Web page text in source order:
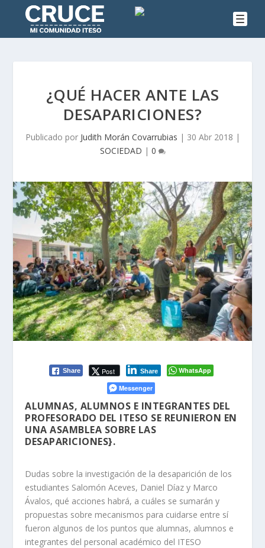
¿QUÉ HACER ANTE LAS
DESAPARICIONES?
Publicado por Judith Morán Covarrubias | 30 Abr 2018 |
SOCIEDAD | 0
Share Post Share
WhatsApp
Messenger
ALUMNAS, ALUMNOS E INTEGRANTES DEL
PROFESORADO DEL ITESO SE REUNIERON EN
UNA ASAMBLEA SOBRE LAS
DESAPARICIONES}.
Dudas sobre la investigación de la desaparición de los
estudiantes Salomón Aceves, Daniel Díaz y Marco
Ávalos, qué acciones habrá, a cuáles se sumarán y
propuestas sobre mecanismos para cuidarse entre sí
fueron algunos de los puntos que alumnas, alumnos e
integrantes del personal académico del ITESO